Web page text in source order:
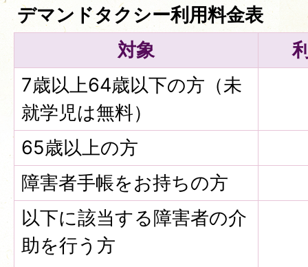
デマンドタクシー利用料金表
対象
7歳以上64歳以下の方（未
就学児は無料）
65歳以上の方
障害者手帳をお持ちの方
以下に該当する障害者の介
助を行う方